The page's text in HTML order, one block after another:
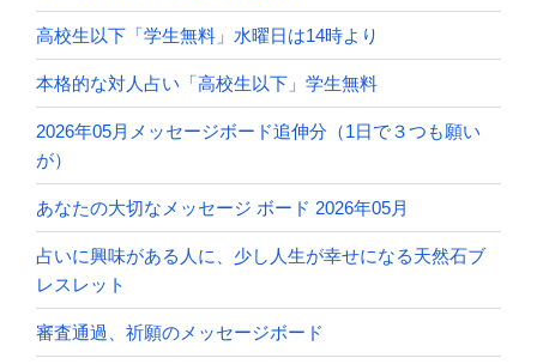
高校生以下「学生無料」水曜日は14時より
本格的な対人占い「高校生以下」学生無料
2026年05月メッセージボード追伸分（1日で３つも願い
が）
あなたの大切なメッセージ ボード 2026年05月
占いに興味がある人に、少し人生が幸せになる天然石ブ
レスレット
審査通過、祈願のメッセージボード